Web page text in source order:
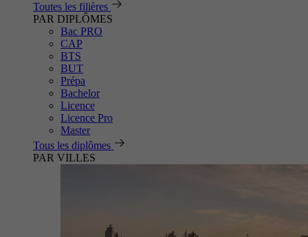
Toutes les filières
PAR DIPLÔMES
Bac PRO
CAP
BTS
BUT
Prépa
Bachelor
Licence
Licence Pro
Master
Tous les diplômes
PAR VILLES